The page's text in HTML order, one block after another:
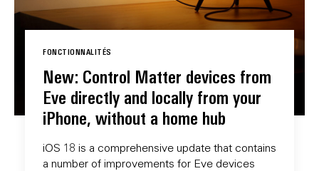
FONCTIONNALITÉS
New: Control Matter devices from
Eve directly and locally from your
iPhone, without a home hub
iOS 18 is a comprehensive update that contains
a number of improvements for Eve devices